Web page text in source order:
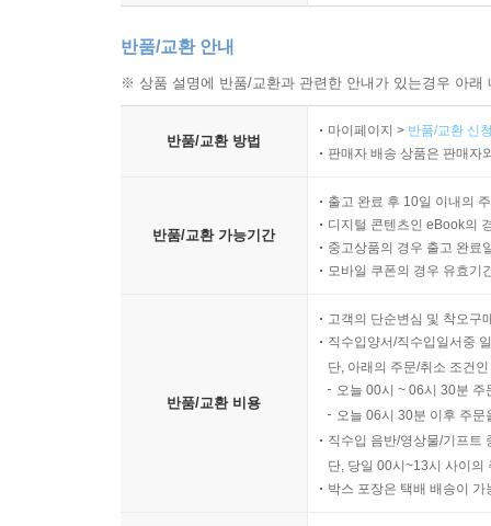
반품/교환 안내
※ 상품 설명에 반품/교환과 관련한 안내가 있는경우 아
반품/교환 방법
마이페이지 > 반품/교환 신
판매자 배송 상품은 판매자
반품/교환 가능기간
출고 완료 후 10일 이내의
디지털 콘텐츠인 eBook의
중고상품의 경우 출고 완료
모바일 쿠폰의 경우 유효기
반품/교환 비용
고객의 단순변심 및 착오구
직수입양서/직수입일서중
단, 아래의 주문/취소 조건
오늘 00시 ~ 06시 30분
오늘 06시 30분 이후 주
직수입 음반/영상물/기프트
단, 당일 00시~13시 사이의
박스 포장은 택배 배송이